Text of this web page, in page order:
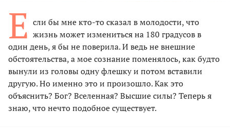
Е сли бы мне кто-то сказал в молодости, что
жизнь может измениться на 180 градусов в
один день, я бы не поверила. И ведь не внешние
обстоятельства, а мое сознание поменялось, как будто
вынули из головы одну флешку и потом вставили
другую. Но именно это и произошло. Как это
объяснить? Бог? Вселенная? Высшие силы? Теперь я
знаю, что нечто подобное существует.